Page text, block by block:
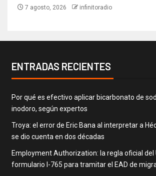
7 agosto, 2026 infinitoradio
ENTRADAS RECIENTES
Por qué es efectivo aplicar bicarbonato de
inodoro, según expertos
Troya: el error de Eric Bana al interpretar a
se dio cuenta en dos décadas
Employment Authorization: la regla oficial del
formulario I-765 para tramitar el EAD de